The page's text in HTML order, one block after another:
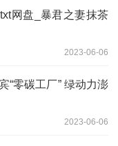
网盘_暴君之妻抹茶
2023-06-06
“零碳工厂” 绿动力澎
2023-06-06